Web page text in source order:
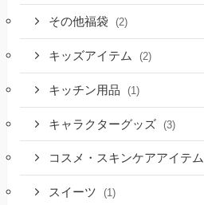
その他福袋 (2)
キッズアイテム (2)
キッチン用品 (1)
キャラクターグッズ (3)
コスメ・スキンケアアイテム
スイーツ (1)